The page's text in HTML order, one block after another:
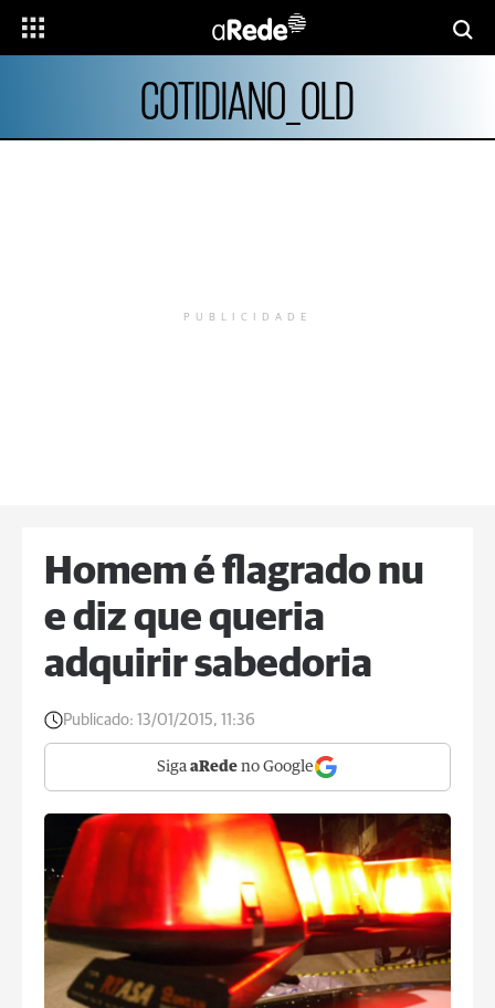
COTIDIANO_OLD
PUBLICIDADE
Homem é flagrado nu
e diz que queria
adquirir sabedoria
Publicado: 13/01/2015, 11:36
Siga aRede no Google